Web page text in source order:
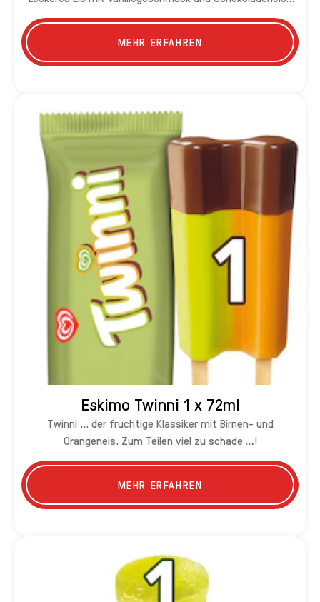
Kern, gekrönt mit einer nussigen Kakaoglasur.
MEHR ERFAHREN
Eskimo Twinni 1 x 72ml
Twinni ... der fruchtige Klassiker mit Birnen- und
Orangeneis. Zum Teilen viel zu schade …!
MEHR ERFAHREN